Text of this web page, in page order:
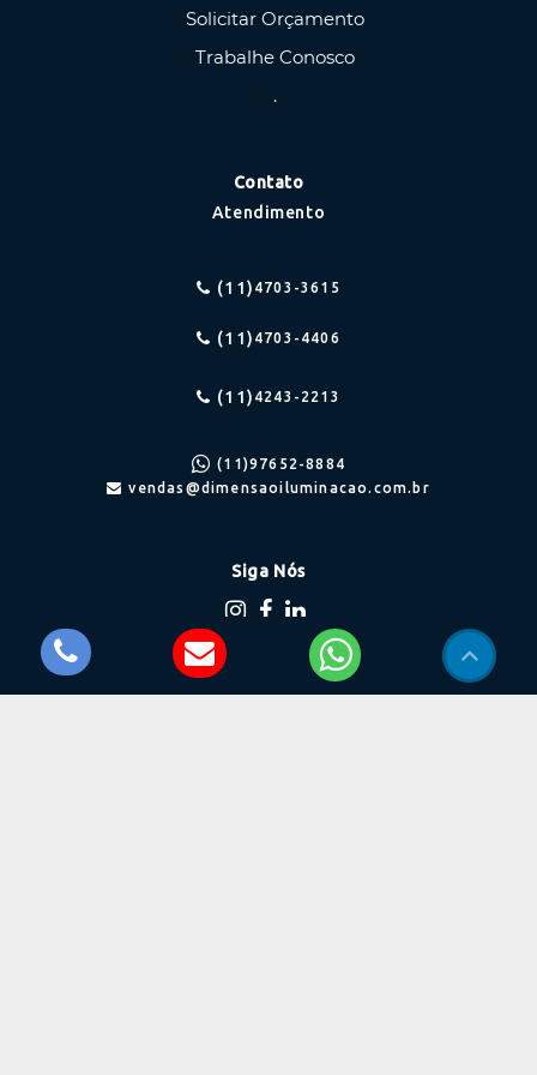
Solicitar Orçamento
Trabalhe Conosco
.
Contato
Atendimento
(11) 4703-3615
(11) 4703-4406
(11) 4243-2213
(11)97652-8884
vendas@dimensaoiluminacao.com.br
Siga Nós
Onde estamos